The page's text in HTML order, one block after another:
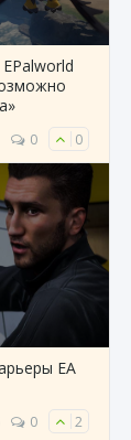
0 0
EA
0 2